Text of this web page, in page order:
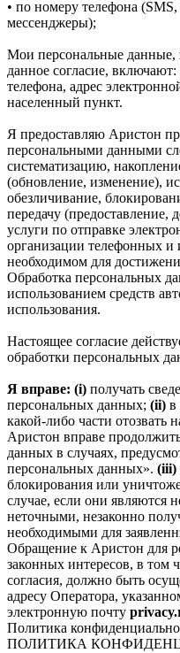
• по номеру телефона
мессенджеры);
Мои персональные данные,
данное согласие,
телефона, адрес
населенный пункт.
Я предоставляю Аристон
персональными данными
систематизацию,
(обновление, изменение),
обезличивание,
передачу
услуги по отправке
организации телефонных и
необходимом для
Обработка персональных
использованием средств
использования.
Настоящее согласие
обработки персональных
Я вправе: (i) получать
персональных данных; (ii) в
какой-либо части отозвать
Аристон вправе
данных в случаях,
персональных данных». (iii)
блокирования или
случае, если они являются
неточными, незаконно
необходимыми для
Обращение к Аристон для
законных интересов, в том
согласия, должно быть
адресу Оператора,
электронную почту
Политика
ПОЛИТИКА